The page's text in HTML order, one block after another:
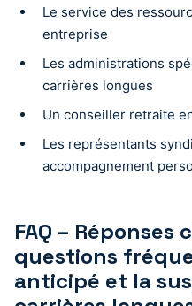
Le service des
entreprise
Les administrations
carrières longues
Un conseiller retraite
Les représentants
accompagnement
FAQ – Réponses
questions
anticipé et la